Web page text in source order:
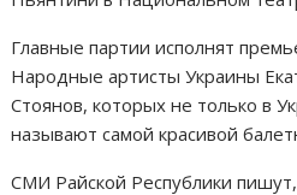
Главные партии исполнят
Народные артисты Украины
Стоянов, которых не только в
называют самой красивой
СМИ Райской Республики